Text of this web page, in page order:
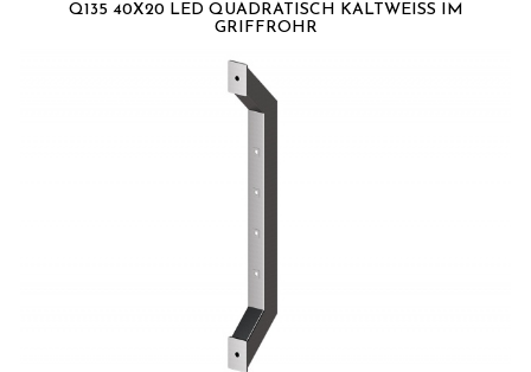
Q135 40X20 LED QUADRATISCH KALTWEISS IM G
RIFFROHR